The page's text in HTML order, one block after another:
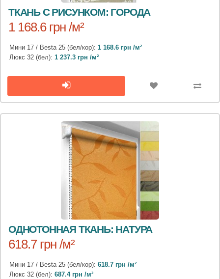
ТКАНЬ С РИСУНКОМ: ГОРОДА
1 168.6 грн /м²
Мини 17 / Besta 25 (бел/кор): 1 168.6 грн /м²
Люкс 32 (бел): 1 237.3 грн /м²
ОДНОТОННАЯ ТКАНЬ: НАТУРА
618.7 грн /м²
Мини 17 / Besta 25 (бел/кор): 618.7 грн /м²
Люкс 32 (бел): 687.4 грн /м²